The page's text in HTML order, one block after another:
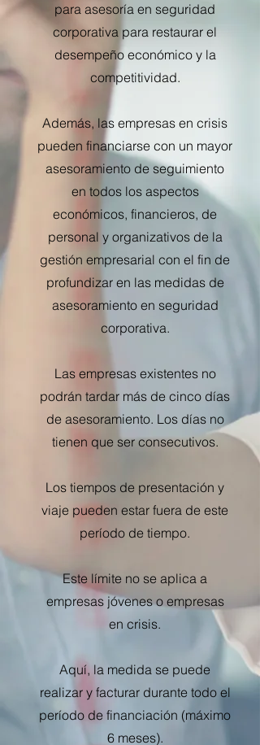
para asesoría en seguridad
corporativa para restaurar el
desempeño económico y la
competitividad.
Además, las empresas en crisis
pueden financiarse con un mayor
asesoramiento de seguimiento
en todos los aspectos
económicos, financieros, de
personal y organizativos de la
gestión empresarial con el fin de
profundizar en las medidas de
asesoramiento en seguridad
corporativa.
Las empresas existentes no
podrán tardar más de cinco días
de asesoramiento. Los días no
tienen que ser consecutivos.
Los tiempos de presentación y
viaje pueden estar fuera de este
período de tiempo.
Este límite no se aplica a
empresas jóvenes o empresas
en crisis.
Aquí, la medida se puede
realizar y facturar durante todo el
período de financiación (máximo
6 meses).